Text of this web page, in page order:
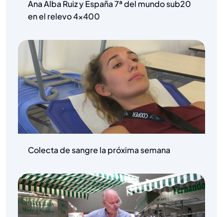
Ana Alba Ruiz y España 7ª del mundo sub20
en el relevo 4×400
Colecta de sangre la próxima semana